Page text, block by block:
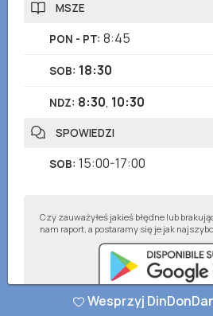
MSZE
PON - PT: 8:45
SOB: 18:30
NDZ: 8:30, 10:30
SPOWIEDZI
SOB: 15:00-17:00
Czy zauważyłeś jakieś błędne lub
nam raport, a postaramy się je jak
Wesprzyj